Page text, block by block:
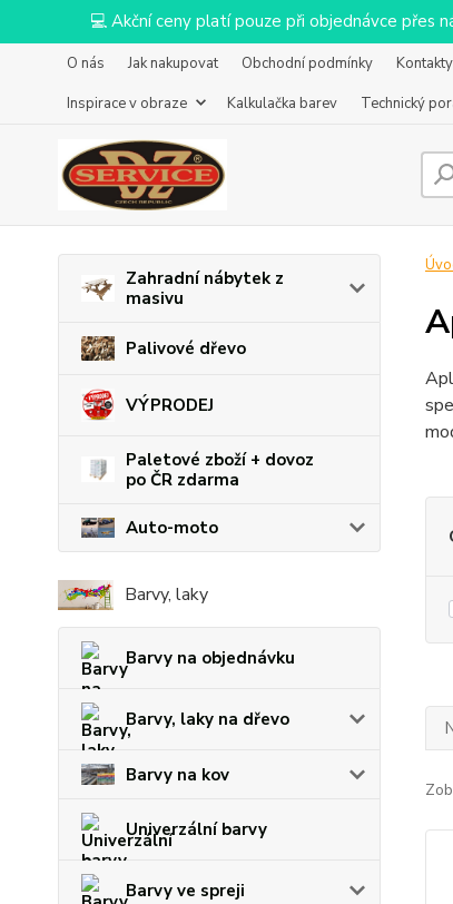
💻 Akční ceny platí pouze při objednávce přes
O nás Jak nakupovat Obchodní podmínky Kontakty
Inspirace v obraze
Kalkulačka barev Technický
Zahradní nábytek z
masivu
Palivové dřevo
VÝPRODEJ
Paletové zboží + dovoz
po ČR zdarma
Auto-moto
Barvy, laky
Barvy na objednávku
Barvy, laky na dřevo
Barvy na kov
Univerzální barvy
Barvy ve spreji